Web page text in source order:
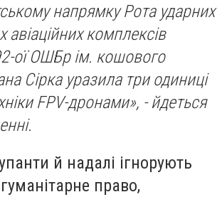
напрямку Рота ударних
авіаційних комплексів
ої ОШБр ім. кошового
Сірка уразила три одиниці
FPV-дронами», - йдеться
й надалі ігнорують
право,